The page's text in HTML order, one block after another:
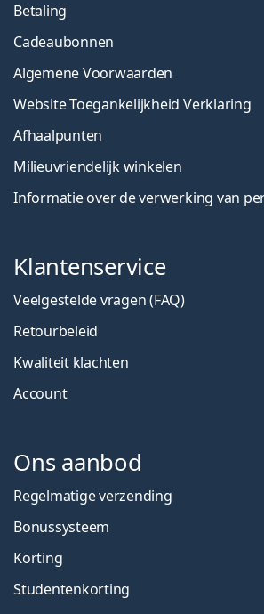
Betaling
Cadeaubonnen
Algemene Voorwaarden
Website Toegankelijkheid Verklaring
Afhaalpunten
Milieuvriendelijk winkelen
Informatie over de verwerking van
Klantenservice
Veelgestelde vragen (FAQ)
Retourbeleid
Kwaliteit klachten
Account
Ons aanbod
Regelmatige verzending
Bonussysteem
Korting
Studentenkorting